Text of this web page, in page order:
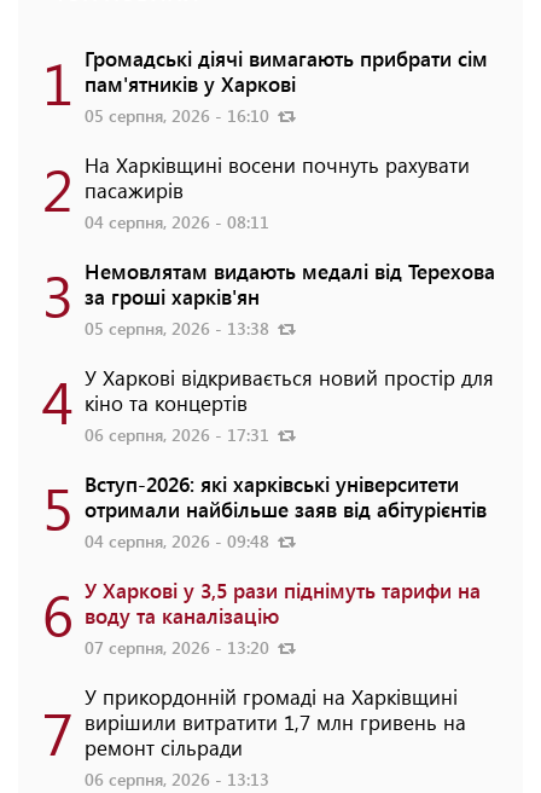
1 Громадські діячі вимагають прибрати сім
пам'ятників у Харкові
05 серпня, 2026 - 16:10
2 На Харківщині восени почнуть рахувати
пасажирів
04 серпня, 2026 - 08:11
3 Немовлятам видають медалі від Терехова
за гроші харків'ян
05 серпня, 2026 - 13:38
4 У Харкові відкривається новий простір для
кіно та концертів
06 серпня, 2026 - 17:31
5 Вступ-2026: які харківські університети
отримали найбільше заяв від абітурієнтів
04 серпня, 2026 - 09:48
6 У Харкові у 3,5 рази піднімуть тарифи на
воду та каналізацію
07 серпня, 2026 - 13:20
7 У прикордонній громаді на Харківщині
вирішили витратити 1,7 млн гривень на
ремонт сільради
06 серпня, 2026 - 13:13